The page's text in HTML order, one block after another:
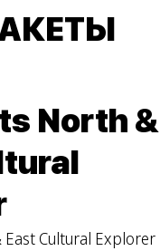
North &
Cultural Explorer